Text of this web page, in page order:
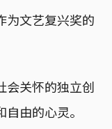
为文艺复兴奖的
会关怀的独立创
由的心灵。